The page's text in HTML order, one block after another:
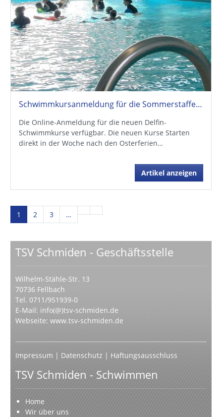
Schwimmkursanmeldung für die Sommerstaffel online!
Die Online-Anmeldung für die neuen Delfin-
Schwimmkurse verfügbar. Die neuen Kurse Starten
direkt in der Woche nach den Osterferien…
Artikel anzeigen
1 2 3 …
TSV Schmiden - Geschäftsstelle
Wilhelm-Stähle-Str. 13
70736 Fellbach
Tel. 0711/951939-0
E-Mail: info(@)tsv-schmiden.de
Webseite: www.tsv-schmiden.de
Impressum | Datenschutz | Haftungsausschluss
TSV Schmiden - Schwimmen
Home
Wir über uns